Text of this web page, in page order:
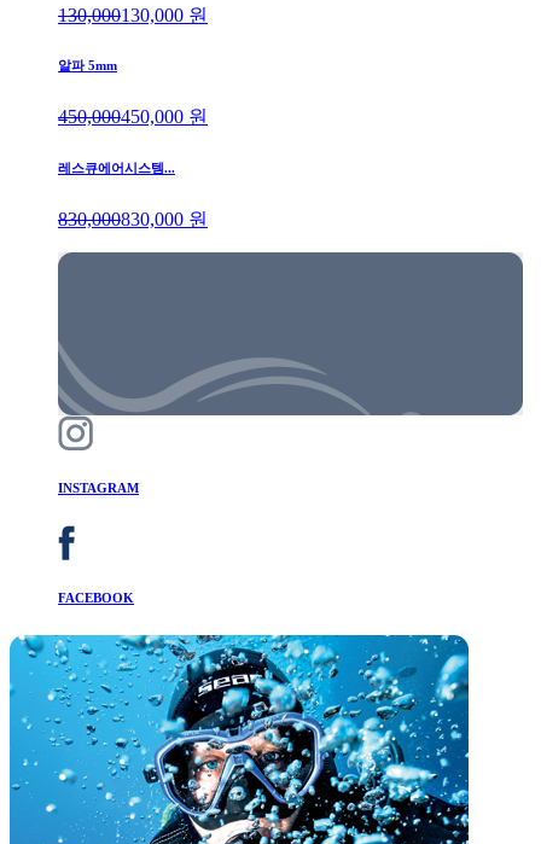
130,000130,000 원
알파 5mm
450,000450,000 원
레스큐에어시스템...
830,000830,000 원
INSTAGRAM
FACEBOOK